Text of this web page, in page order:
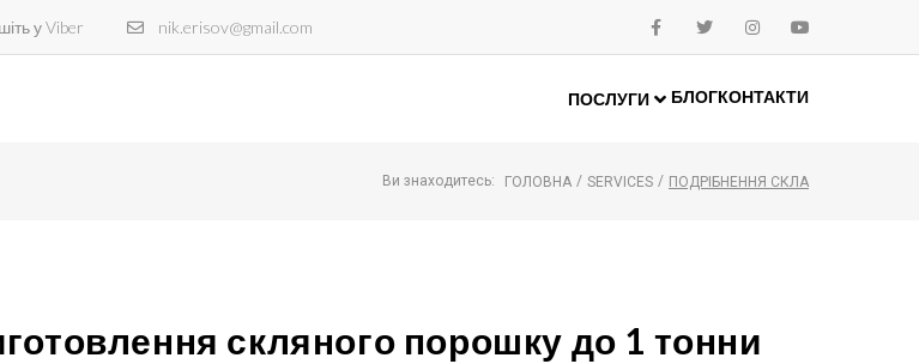
у Viber nik.erisov@gmail.com
ПОСЛУГИ БЛОГКОНТАКТИ
Ви знаходитесь: ГОЛОВНА / SERVICES / ПОДРІБНЕННЯ СКЛА
скляного порошку до 1 тонни